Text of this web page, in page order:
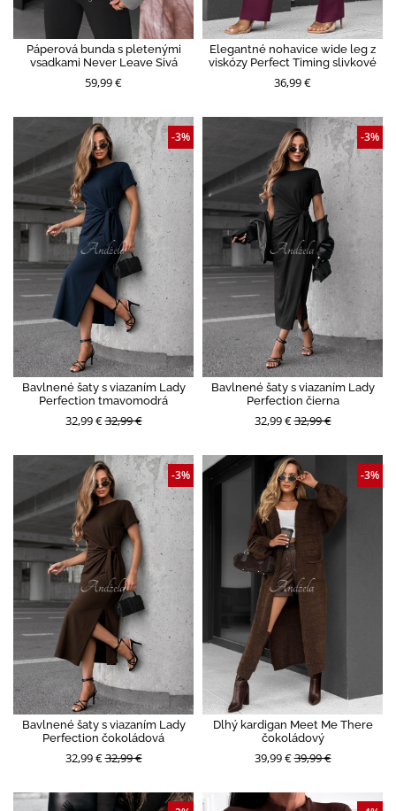
Páperová bunda s pletenými
vsadkami Never Leave Sivá
59,99 €
Elegantné nohavice wide leg z
viskózy Perfect Timing slivkové
36,99 €
Bavlnené šaty s viazaním Lady
Perfection tmavomodrá
32,99 €32,99 €
-3%
Bavlnené šaty s viazaním Lady
Perfection čierna
32,99 €32,99 €
-3%
Bavlnené šaty s viazaním Lady
Perfection čokoládová
32,99 €32,99 €
-3%
Dlhý kardigan Meet Me There
čokoládový
39,99 €39,99 €
-3%